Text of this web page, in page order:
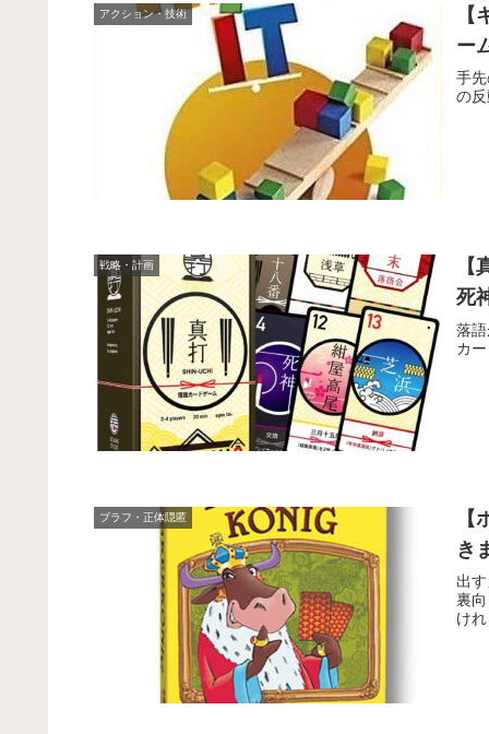
アクション・技術
ー
手
の
戦略・計画
死
落
カ
ブラフ・正体隠匿
き
出
裏
け